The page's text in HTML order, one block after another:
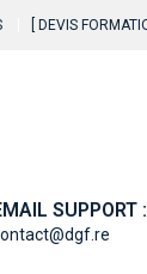
[ DEVIS
SUPPORT :